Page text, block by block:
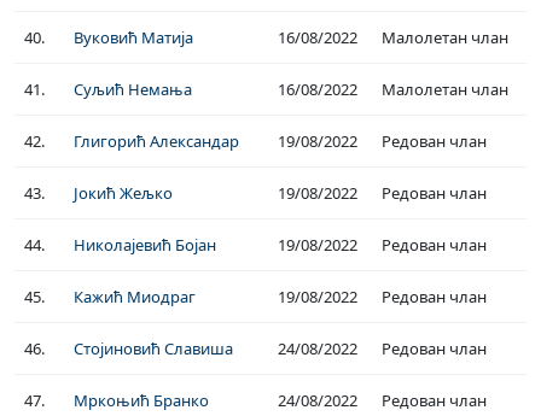
40. Вуковић Матија 16/08/2022 Малолетан члан
41. Суљић Немања 16/08/2022 Малолетан члан
42. Глигорић Александар 19/08/2022 Редован члан
43. Јокић Жељко 19/08/2022 Редован члан
44. Николајевић Бојан 19/08/2022 Редован члан
45. Кажић Миодраг 19/08/2022 Редован члан
46. Стојиновић Славиша 24/08/2022 Редован члан
47. Мркоњић Бранко 24/08/2022 Редован члан